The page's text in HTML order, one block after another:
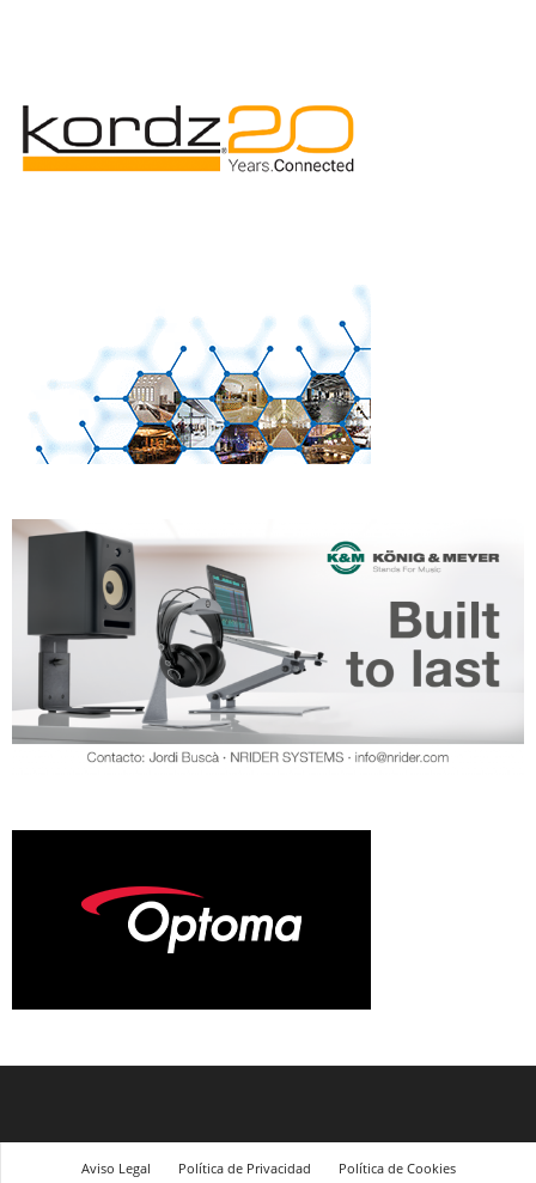
Aviso Legal Política de Privacidad Política de Cookies